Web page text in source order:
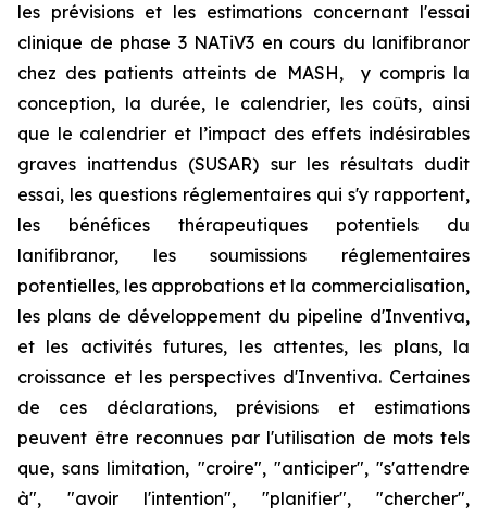
les prévisions et les estimations concernant l'essai
clinique de phase 3 NATiV3 en cours du lanifibranor
chez des patients atteints de MASH, y compris la
conception, la durée, le calendrier, les coûts, ainsi
que le calendrier et l’impact des effets indésirables
graves inattendus (SUSAR) sur les résultats dudit
essai, les questions réglementaires qui s'y rapportent,
les bénéfices thérapeutiques potentiels du
lanifibranor, les soumissions réglementaires
potentielles, les approbations et la commercialisation,
les plans de développement du pipeline d'Inventiva,
et les activités futures, les attentes, les plans, la
croissance et les perspectives d'Inventiva. Certaines
de ces déclarations, prévisions et estimations
peuvent être reconnues par l'utilisation de mots tels
que, sans limitation, "croire", "anticiper", "s'attendre
à", "avoir l'intention", "planifier", "chercher",